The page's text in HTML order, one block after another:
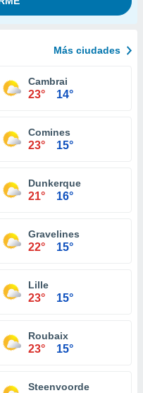
Más ciudades
Cambrai
23° 14°
Comines
23° 15°
Dunkerque
21° 16°
Gravelines
22° 15°
Lille
23° 15°
Roubaix
23° 15°
Steenvoorde